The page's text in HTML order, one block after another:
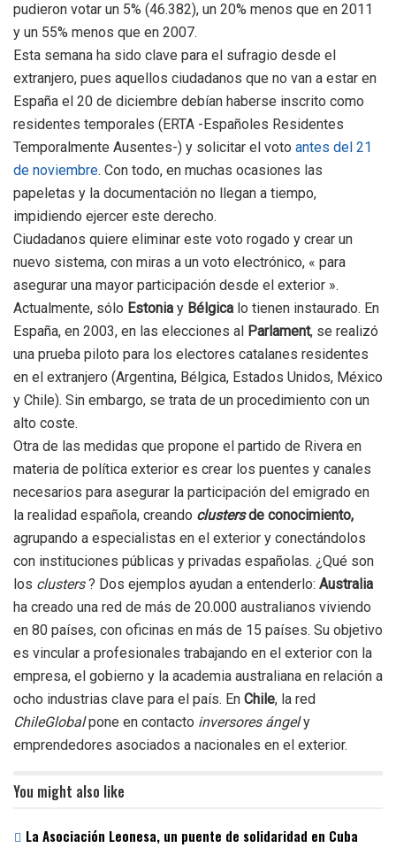
pudieron votar un 5% (46.382), un 20% menos que en 2011
y un 55% menos que en 2007.
Esta semana ha sido clave para el sufragio desde el
extranjero, pues aquellos ciudadanos que no van a estar en
España el 20 de diciembre debían haberse inscrito como
residentes temporales (ERTA -Españoles Residentes
Temporalmente Ausentes-) y solicitar el voto antes del 21
de noviembre. Con todo, en muchas ocasiones las
papeletas y la documentación no llegan a tiempo,
impidiendo ejercer este derecho.
Ciudadanos quiere eliminar este voto rogado y crear un
nuevo sistema, con miras a un voto electrónico, « para
asegurar una mayor participación desde el exterior ».
Actualmente, sólo Estonia y Bélgica lo tienen instaurado. En
España, en 2003, en las elecciones al Parlament, se realizó
una prueba piloto para los electores catalanes residentes
en el extranjero (Argentina, Bélgica, Estados Unidos, México
y Chile). Sin embargo, se trata de un procedimiento con un
alto coste.
Otra de las medidas que propone el partido de Rivera en
materia de política exterior es crear los puentes y canales
necesarios para asegurar la participación del emigrado en
la realidad española, creando clustersde conocimiento,
agrupando a especialistas en el exterior y conectándolos
con instituciones públicas y privadas españolas. ¿Qué son
los clusters? Dos ejemplos ayudan a entenderlo: Australia
ha creado una red de más de 20.000 australianos viviendo
en 80 países, con oficinas en más de 15 países. Su objetivo
es vincular a profesionales trabajando en el exterior con la
empresa, el gobierno y la academia australiana en relación a
ocho industrias clave para el país. En Chile, la red
ChileGlobalpone en contacto inversores ángely
emprendedores asociados a nacionales en el exterior.
You might also like
La Asociación Leonesa, un puente de solidaridad en Cuba